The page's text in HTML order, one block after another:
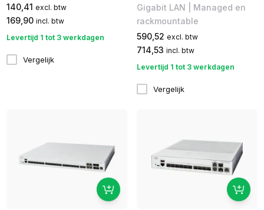
140,41 excl. btw
169,90 incl. btw
Levertijd 1 tot 3 werkdagen
Vergelijk
Gigabit LAN | Managed en
rackmountable
590,52 excl. btw
714,53 incl. btw
Levertijd 1 tot 3 werkdagen
Vergelijk